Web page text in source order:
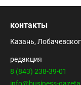
контакты
Казань,
редакция
8 (843) 238-39-01